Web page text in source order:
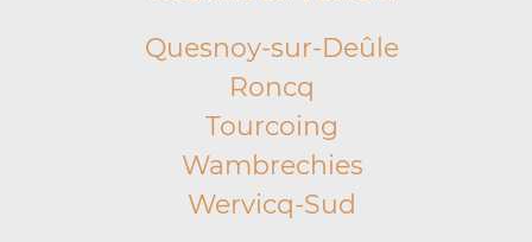
Quesnoy-sur-Deûle
Roncq
Tourcoing
Wambrechies
Wervicq-Sud